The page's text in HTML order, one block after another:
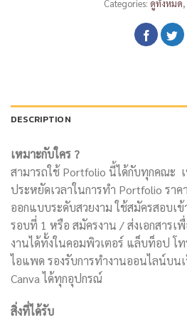
Categories: ดูทั้งหมด,
DESCRIPTION
เหมาะกับใคร ?
สามารถใช้ Portfolio นี้ได้กับทุกคณะ
ประหยัดเวลาในการทำ Portfolio รา
ออกแบบระดับสวยงาม ใช้สมัครสอบเข้
รอบที่ 1 หรือ สมัครงาน / ส่งเอกสารเ
งานได้ทั้งในคอมพิวเตอร์ แล็บท็อป โ
ไอแพด รองรับการทำงานออนไลน์บ
Canva ได้ทุกอุปกรณ์
สิ่งที่ได้รับ